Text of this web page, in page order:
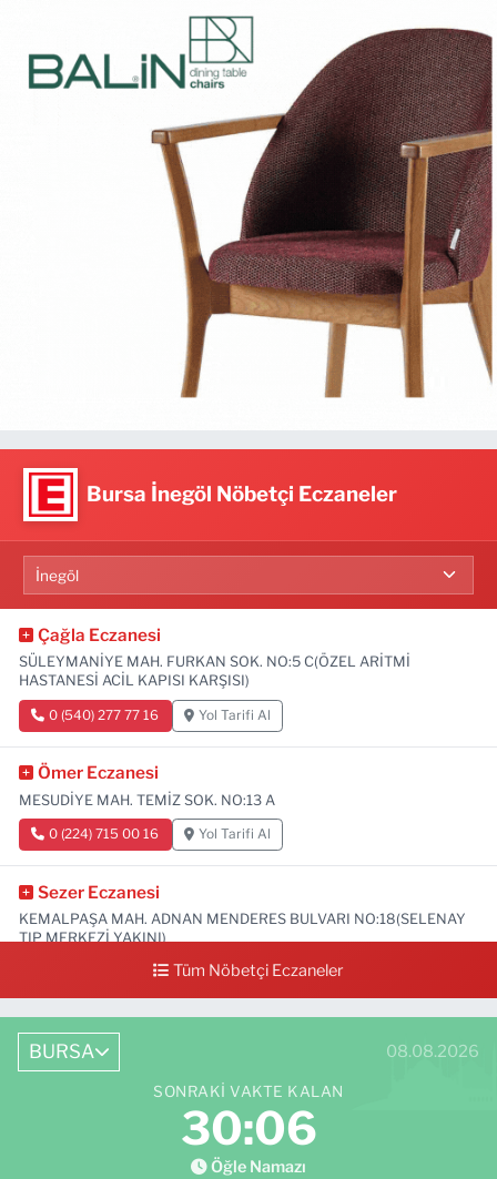
Bursa İnegöl Nöbetçi Eczaneler
Çağla Eczanesi
SÜLEYMANİYE MAH. FURKAN SOK. NO:5 C(ÖZEL ARİTMİ
HASTANESİ ACİL KAPISI KARŞISI)
0 (540) 277 77 16 Yol Tarifi Al
Ömer Eczanesi
MESUDİYE MAH. TEMİZ SOK. NO:13 A
0 (224) 715 00 16 Yol Tarifi Al
Sezer Eczanesi
KEMALPAŞA MAH. ADNAN MENDERES BULVARI NO:18(SELENAY
TIP MERKEZİ YAKINI)
0 (224) 711 64 49 Yol Tarifi Al
Tüm Nöbetçi Eczaneler
BURSA 08.08.2026
SONRAKI VAKTE KALAN
30:04
Öğle Namazı